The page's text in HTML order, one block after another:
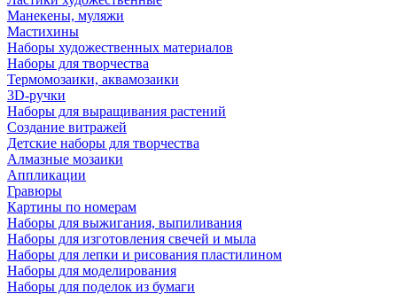
Манекены, муляжи
Мастихины
Наборы художественных материалов
Наборы для творчества
Термомозаики, аквамозаики
3D-ручки
Наборы для выращивания растений
Создание витражей
Детские наборы для творчества
Алмазные мозаики
Аппликации
Гравюры
Картины по номерам
Наборы для выжигания, выпиливания
Наборы для изготовления свечей и мыла
Наборы для лепки и рисования пластилином
Наборы для моделирования
Наборы для поделок из бумаги